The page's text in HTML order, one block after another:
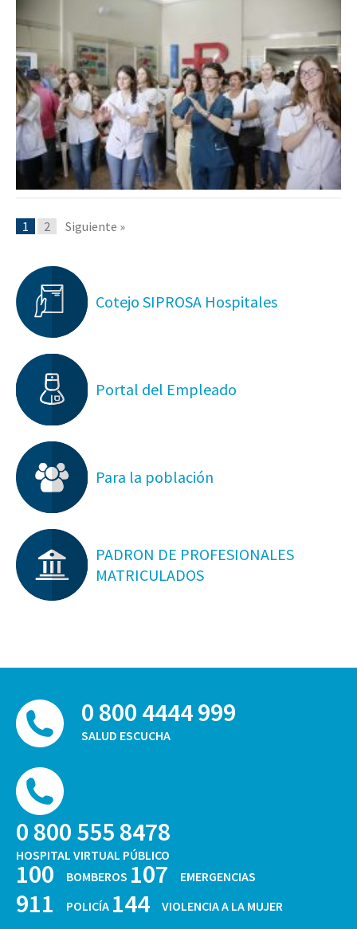
1 2 Siguiente »
Cotejo SIPROSA Hospitales
Portal del Empleado
Para la población
PADRON DE PROFESIONALES
MATRICULADOS
0 800 4444 999
SALUD ESCUCHA
0 800 555 8478
HOSPITAL VIRTUAL PÚBLICO
100 BOMBEROS 107 EMERGENCIAS
911 POLICÍA 144 VIOLENCIA A LA MUJER